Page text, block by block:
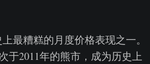
最糟糕的月度价格表现之一。
于2011年的熊市，成为历史上